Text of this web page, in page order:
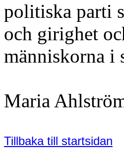
politiska parti
och girighet
människorna i
Maria
Tillbaka till startsidan